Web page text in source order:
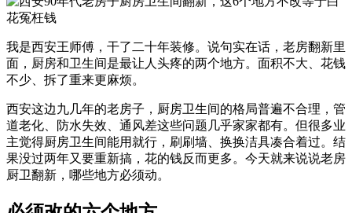
我是西安王师傅，干了二十年装修。说句实在话，老房翻新里
面，厨房和卫生间是最让人头疼的两个地方。面积不大、花钱
不少、拆了重来更麻烦。
西安这边九几年的老房子，厨房卫生间的格局普遍不合理，管
道老化、防水失效、通风差这些问题几乎家家都有。但很多业
主觉得厨房卫生间能用就行，刷刷墙、换换洁具凑合着过。结
果没过两年又要重新搞，花的钱反而更多。今天就来说说老房
厨卫翻新，哪些地方必须动。